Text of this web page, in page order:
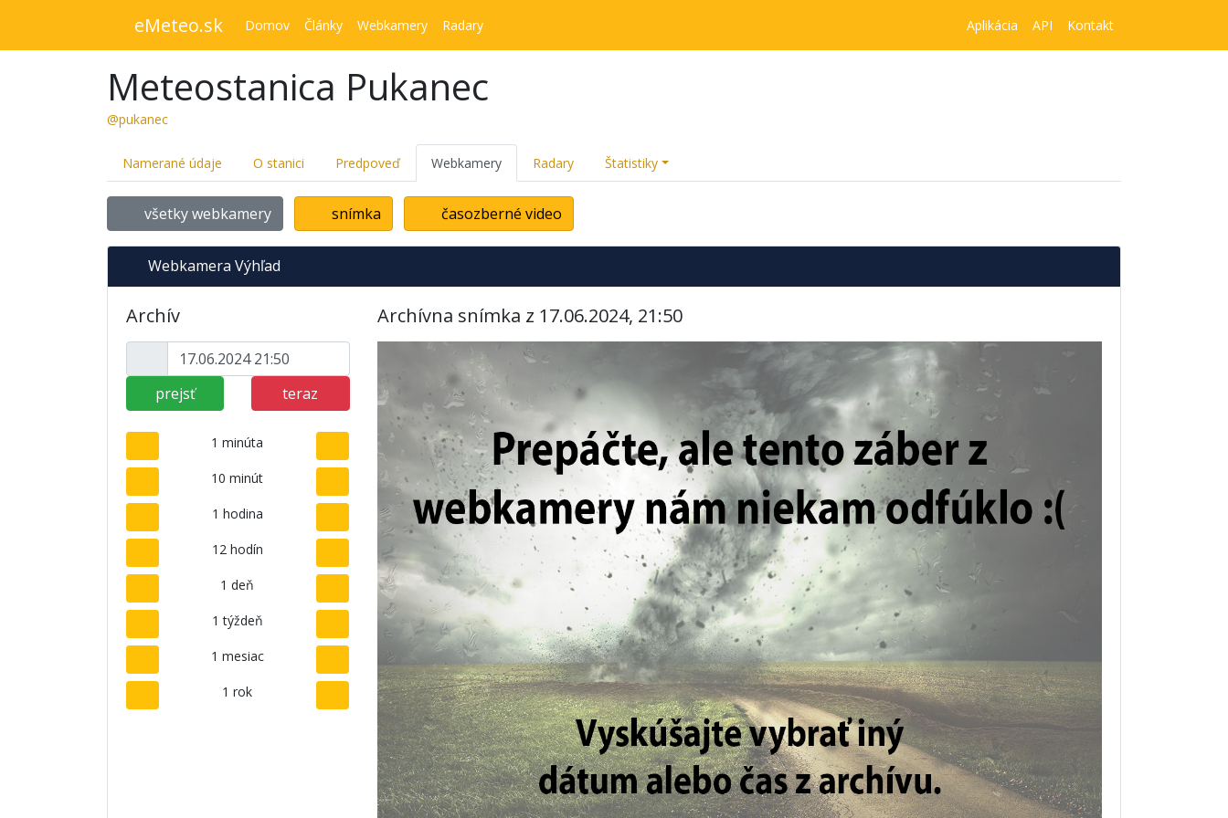
eMeteo.sk Domov Články Webkamery Radary Aplikácia API Kontakt
Meteostanica Pukanec
@pukanec
Namerané údaje O stanici Predpoveď Webkamery Radary Štatistiky
všetky webkamery snímka časozberné video
Webkamera Výhľad
Archív
prejsť teraz
1 minúta
10 minút
1 hodina
12 hodín
1 deň
1 týždeň
1 mesiac
1 rok
Archívna snímka z 17.06.2024, 21:50